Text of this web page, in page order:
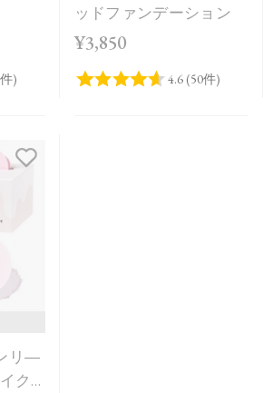
ッドファンデーション
¥3,850
リ―
ク